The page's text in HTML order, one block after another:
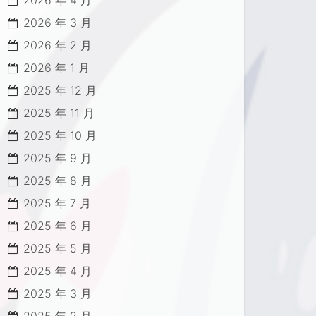
2026 年 3 月
2026 年 2 月
2026 年 1 月
2025 年 12 月
2025 年 11 月
2025 年 10 月
2025 年 9 月
2025 年 8 月
2025 年 7 月
2025 年 6 月
2025 年 5 月
2025 年 4 月
2025 年 3 月